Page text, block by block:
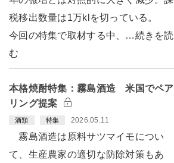
税移出数量は1万klを切っている。
今回の特集で取材する中、…続きを読
む
本格焼酎特集：霧島酒造 米国でペア
リング提案
酒類 特集 2026.05.11
霧島酒造は原料サツマイモについ
て、生産農家の適切な防除対策もあ